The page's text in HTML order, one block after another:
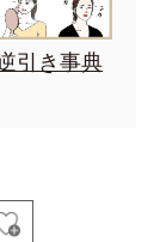
引き事典